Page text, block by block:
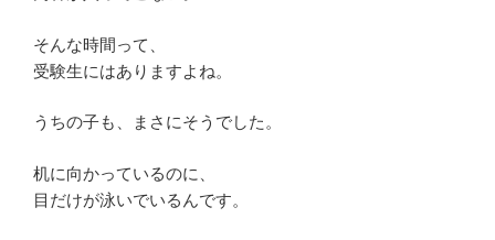
そんな時間って、
受験生にはありますよね。
うちの子も、まさにそうでした。
机に向かっているのに、
目だけが泳いでいるんです。